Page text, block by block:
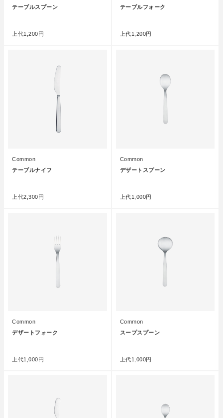
テーブルスプーン
上代1,200円
テーブルフォーク
上代1,200円
Common
テーブルナイフ
上代2,300円
Common
デザートスプーン
上代1,000円
Common
デザートフォーク
上代1,000円
Common
スープスプーン
上代1,000円